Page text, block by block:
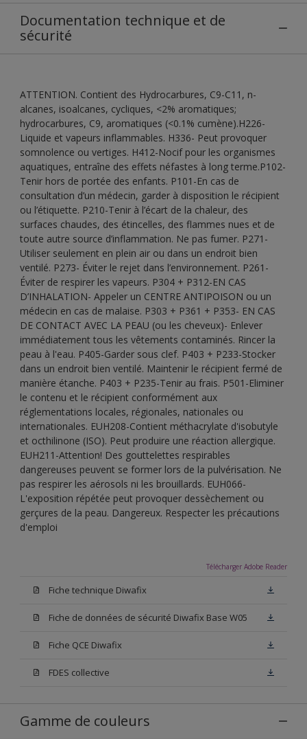
Documentation technique et de
sécurité
ATTENTION. Contient des Hydrocarbures, C9-C11, n-
alcanes, isoalcanes, cycliques, <2% aromatiques;
hydrocarbures, C9, aromatiques (<0.1% cumène).H226-
Liquide et vapeurs inflammables. H336- Peut provoquer
somnolence ou vertiges. H412-Nocif pour les organismes
aquatiques, entraîne des effets néfastes à long terme.P102-
Tenir hors de portée des enfants. P101-En cas de
consultation d’un médecin, garder à disposition le récipient
ou l’étiquette. P210-Tenir à l’écart de la chaleur, des
surfaces chaudes, des étincelles, des flammes nues et de
toute autre source d’inflammation. Ne pas fumer. P271-
Utiliser seulement en plein air ou dans un endroit bien
ventilé. P273- Éviter le rejet dans l’environnement. P261-
Éviter de respirer les vapeurs. P304 + P312-EN CAS
D’INHALATION- Appeler un CENTRE ANTIPOISON ou un
médecin en cas de malaise. P303 + P361 + P353- EN CAS
DE CONTACT AVEC LA PEAU (ou les cheveux)- Enlever
immédiatement tous les vêtements contaminés. Rincer la
peau à l'eau. P405-Garder sous clef. P403 + P233-Stocker
dans un endroit bien ventilé. Maintenir le récipient fermé de
manière étanche. P403 + P235-Tenir au frais. P501-Eliminer
le contenu et le récipient conformément aux
réglementations locales, régionales, nationales ou
internationales. EUH208-Contient méthacrylate d'isobutyle
et octhilinone (ISO). Peut produire une réaction allergique.
EUH211-Attention! Des gouttelettes respirables
dangereuses peuvent se former lors de la pulvérisation. Ne
pas respirer les aérosols ni les brouillards. EUH066-
L'exposition répétée peut provoquer dessèchement ou
gerçures de la peau. Dangereux. Respecter les précautions
d'emploi
Télécharger Adobe Reader
Fiche technique Diwafix
Fiche de données de sécurité Diwafix Base W05
Fiche QCE Diwafix
FDES collective
Gamme de couleurs